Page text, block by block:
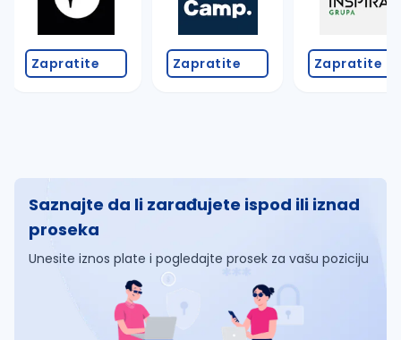
Zapratite Zapratite Zapratite
Saznajte da li zarađujete ispod ili iznad
proseka
Unesite iznos plate i pogledajte prosek za vašu poziciju